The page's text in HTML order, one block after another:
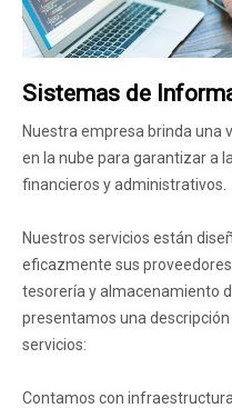
Sistemas de
Nuestra empresa brinda una
en la nube para garantizar a
financieros y administrativos.
Nuestros servicios están
eficazmente sus
tesorería y almacenamiento
presentamos una
servicios:
Contamos con